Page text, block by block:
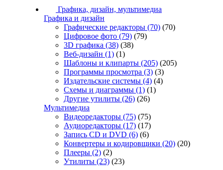
Графика, дизайн, мультимедиа
Графика и дизайн
Графические редакторы (70) (70)
Цифровое фото (79) (79)
3D графика (38) (38)
Веб-дизайн (1) (1)
Шаблоны и клипарты (205) (205)
Программы просмотра (3) (3)
Издательские системы (4) (4)
Схемы и диаграммы (1) (1)
Другие утилиты (26) (26)
Мультимедиа
Видеоредакторы (75) (75)
Аудиоредакторы (17) (17)
Запись CD и DVD (6) (6)
Конвертеры и кодировщики (20) (20)
Плееры (2) (2)
Утилиты (23) (23)